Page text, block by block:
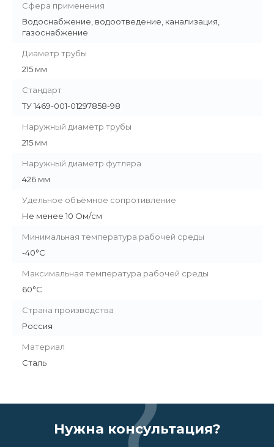
Сфера применения
Водоснабжение, водоотведение, канализация,
газоснабжение
Диаметр трубы
215 мм
Стандарт
ТУ 1469-001-01297858-98
Наружный диаметр трубы
215 мм
Наружный диаметр футляра
426 мм
Удельное объёмное сопротивление
Не менее 10 Ом/см
Минимальная температура рабочей среды
-40°С
Максимальная температура рабочей среды
60°С
Страна производства
Россия
Материал
Сталь
Нужна консультация?